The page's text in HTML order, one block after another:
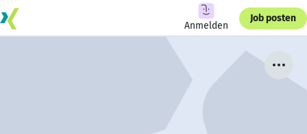
Anmelden
Job posten